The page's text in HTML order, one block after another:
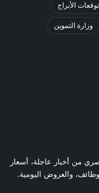
توقعات الأبراج
وزارة التموين
من أخبار عاجلة، أسعار
والعروض اليومية.